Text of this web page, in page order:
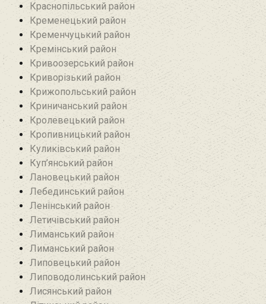
Краснопільський район
Кременецький район
Кременчуцький район
Кремінський район‎
Кривоозерський район‎
Криворізький район
Крижопольський район
Криничанський район
Кролевецький район‎
Кропивницький район
Куликівський район
Куп’янський район
Лановецький район
Лебединський район
Ленінський район
Летичівський район
Лиманський район
Лиманський район
Липовецький район
Липоводолинський район
Лисянський район